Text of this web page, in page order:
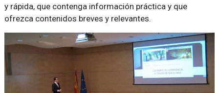
y rápida, que contenga información práctica y que
ofrezca contenidos breves y relevantes.